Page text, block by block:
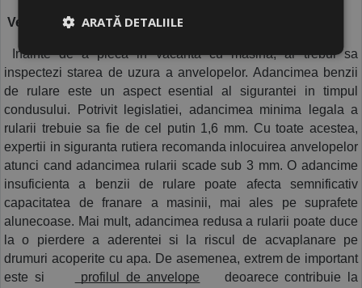
Verificarea uzurii anvelopelor
Inainte de a pleca in vacanta cu masina, ar trebui sa
inspectezi starea de uzura a anvelopelor. Adancimea benzii
de rulare este un aspect esential al sigurantei in timpul
condusului. Potrivit legislatiei, adancimea minima legala a
rularii trebuie sa fie de cel putin 1,6 mm. Cu toate acestea,
expertii in siguranta rutiera recomanda inlocuirea anvelopelor
atunci cand adancimea rularii scade sub 3 mm. O adancime
insuficienta a benzii de rulare poate afecta semnificativ
capacitatea de franare a masinii, mai ales pe suprafete
alunecoase. Mai mult, adancimea redusa a rularii poate duce
la o pierdere a aderentei si la riscul de acvaplanare pe
drumuri acoperite cu apa. De asemenea, extrem de important
este si
profilul de anvelope
deoarece contribuie la
ARATĂ DETALIILE